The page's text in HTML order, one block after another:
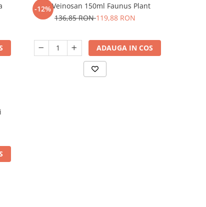
-12%
Gel Veinosan 150ml Faunus Plant
136,85 RON119,88 RON
ADAUGA IN COS